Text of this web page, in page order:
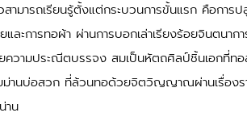
สามารถเรียนรู้ตั้งแต่กระบวนการขั้นแรก คือกา
และการทอผ้า ผ่านการบอกเล่าเรียงร้อยจินตน
ความประณีตบรรจง สมเป็นหัตถศิลป์ชิ้นเอกที่ท
ม่านบ่อสวก ที่ล้วนทอด้วยจิตวิญญาณผ่านเรื่อง
าน